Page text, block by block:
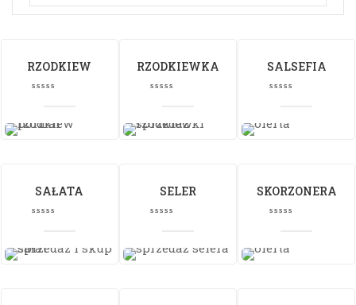
RZODKIEW RZODKIEWKA SALSEFIA
SAŁATA SELER SKORZONERA